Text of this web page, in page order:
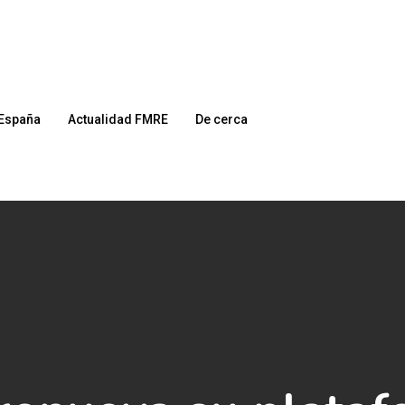
Actualidad FMRE De cerca